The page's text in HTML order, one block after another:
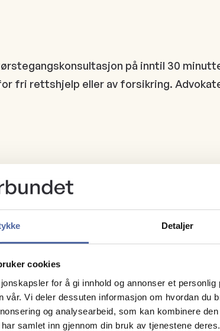
Detaljer
cookies
for å gi innhold og annonser et
vår. Vi deler dessuten informasjon om hvordan du
og analysearbeid, som kan kombinere
samlet inn gjennom din bruk av tjenestene deres.
på inntil 30
fri rettshjelp eller av forsikring.
og ønsker å benytte deg av